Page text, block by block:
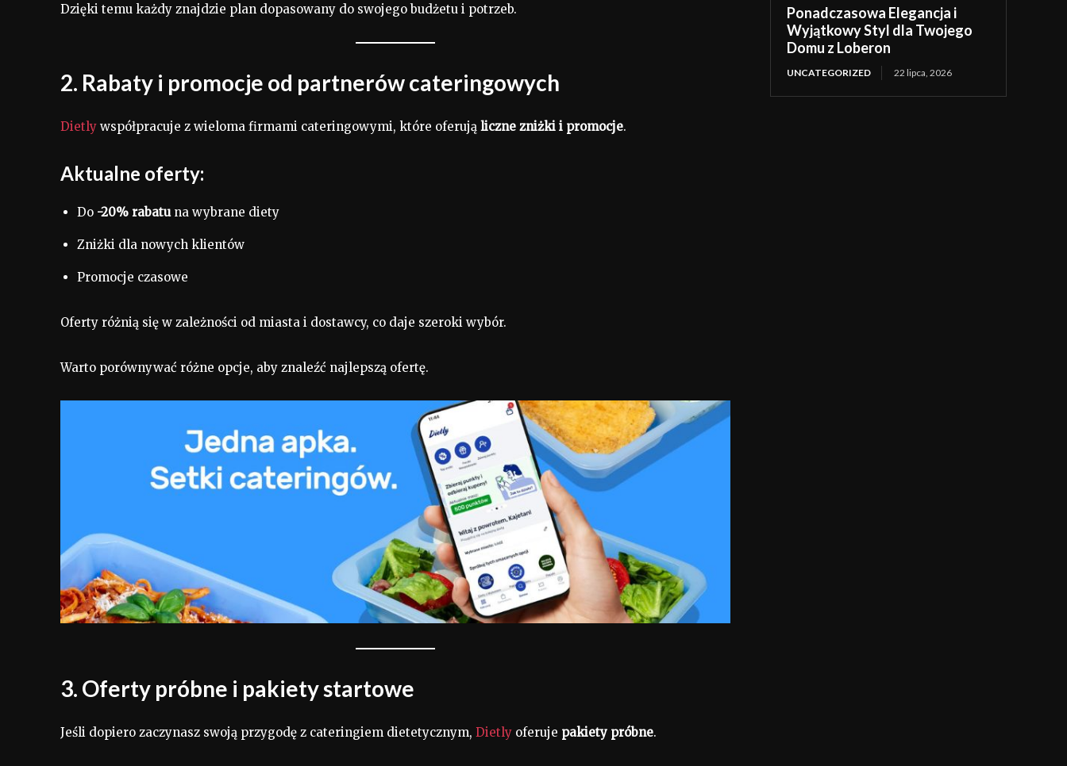
Dzięki temu każdy znajdzie plan dopasowany do swojego budżetu i potrzeb.
2. Rabaty i promocje od partnerów cateringowych
Dietly współpracuje z wieloma firmami cateringowymi, które oferują liczne zniżki i promocje.
Aktualne oferty:
Do -20% rabatuna wybrane diety
Zniżki dla nowych klientów
Promocje czasowe
Oferty różnią się w zależności od miasta i dostawcy, co daje szeroki wybór.
Warto porównywać różne opcje, aby znaleźć najlepszą ofertę.
3. Oferty próbne i pakiety startowe
Jeśli dopiero zaczynasz swoją przygodę z cateringiem dietetycznym, Dietly oferuje pakiety próbne.
Ponadczasowa Elegancja i
Wyjątkowy Styl dla Twojego
Domu z Loberon
UNCATEGORIZED 22 lipca, 2026